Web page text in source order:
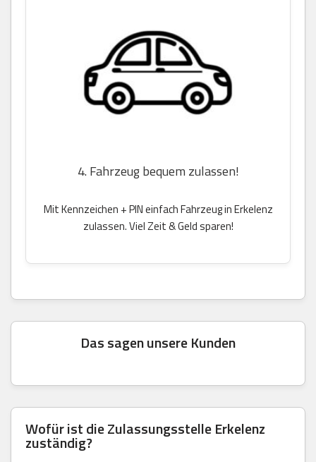
4. Fahrzeug bequem zulassen!
Mit Kennzeichen + PIN einfach Fahrzeug in Erkelenz
zulassen. Viel Zeit & Geld sparen!
Das sagen unsere Kunden
Wofür ist die Zulassungsstelle Erkelenz
zuständig?